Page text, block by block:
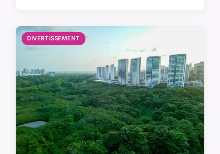
DIVERTISSEMENT